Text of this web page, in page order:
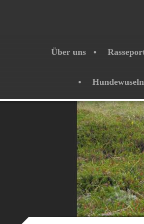
Über uns
Hundewuseln